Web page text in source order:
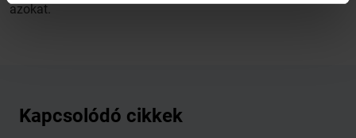
azokat.
Kapcsolódó cikkek